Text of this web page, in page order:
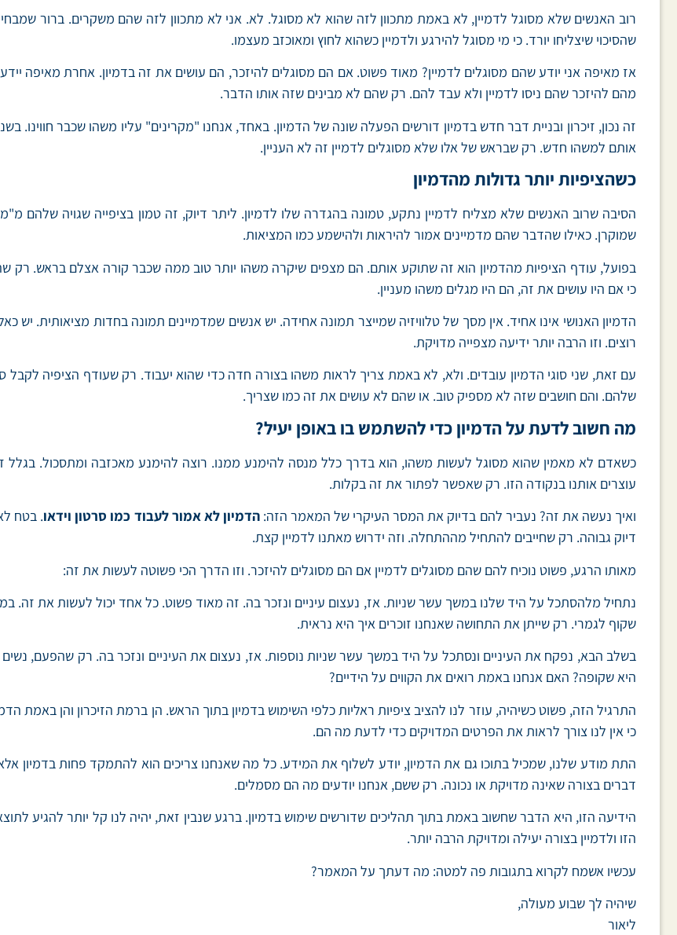
רוב האנשים שלא מסוגל לדמיין, לא באמת מתכוון לזה שהוא לא מסוגל. לא. אני לא מתכוון לזה שהם משקרים. ברור
שהסיכוי שיצליחו יורד. כי מי מסוגל להירגע ולדמיין כשהוא לחוץ ומאוכזב מעצמו.
אז מאיפה אני יודע שהם מסוגלים לדמיין? מאוד פשוט. אם הם מסוגלים להיזכר, הם עושים את זה בדמיון. אחרת מאיפה
מהם להיזכר שהם ניסו לדמיין ולא עבד להם. רק שהם לא מבינים שזה אותו הדבר.
זה נכון, זיכרון ובניית דבר חדש בדמיון דורשים הפעלה שונה של הדמיון. באחד, אנחנו "מקרינים" עליו משהו שכבר חווינו.
אותם למשהו חדש. רק שבראש של אלו שלא מסוגלים לדמיין זה לא העניין.
כשהציפיות יותר גדולות מהדמיון
הסיבה שרוב האנשים שלא מצליח לדמיין נתקע, טמונה בהגדרה שלו לדמיון. ליתר דיוק, זה טמון בציפייה שגויה שלהם
שמוקרן. כאילו שהדבר שהם מדמיינים אמור להיראות ולהישמע כמו המציאות.
בפועל, עודף הציפיות מהדמיון הוא זה שתוקע אותם. הם מצפים שיקרה משהו יותר טוב ממה שכבר קורה אצלם בראש. רק
כי אם היו עושים את זה, הם היו מגלים משהו מעניין.
הדמיון האנושי אינו אחיד. אין מסך של טלוויזיה שמייצר תמונה אחידה. יש אנשים שמדמיינים תמונה בחדות מציאותית.
רוצים. וזו הרבה יותר ידיעה מצפייה מדויקת.
שלהם. והם חושבים שזה לא מספיק טוב. או שהם לא עושים את זה כמו שצריך.
מה חשוב לדעת על הדמיון כדי להשתמש בו באופן יעיל?
כשאדם לא מאמין שהוא מסוגל לעשות משהו, הוא בדרך כלל מנסה להימנע ממנו. רוצה להימנע מאכזבה ומתסכול. בגלל זה,
עוצרים אותנו בנקודה הזו. רק שאפשר לפתור את זה בקלות.
ואיך נעשה את זה? נעביר להם בדיוק את המסר העיקרי של המאמר הזה:הדמיון לא אמור לעבוד כמו סרטון וידאו. בטח
דיוק גבוהה. רק שחייבים להתחיל מההתחלה. וזה ידרוש מאתנו לדמיין קצת.
מאותו הרגע, פשוט נוכיח להם שהם מסוגלים לדמיין אם הם מסוגלים להיזכר. וזו הדרך הכי פשוטה לעשות את זה:
נתחיל מלהסתכל על היד שלנו במשך עשר שניות. אז, נעצום עיניים ונזכר בה. זה מאוד פשוט. כל אחד יכול לעשות את זה.
שקוף לגמרי. רק שייתן את התחושה שאנחנו זוכרים איך היא נראית.
בשלב הבא, נפקח את העיניים ונסתכל על היד במשך עשר שניות נוספות. אז, נעצום את העיניים ונזכר בה. רק שהפעם,
היא שקופה? האם אנחנו באמת רואים את הקווים על הידיים?
התרגיל הזה, פשוט כשיהיה, עוזר לנו להציב ציפיות ראליות כלפי השימוש בדמיון בתוך הראש. הן ברמת הזיכרון והן באמת
כי אין לנו צורך לראות את הפרטים המדויקים כדי לדעת מה הם.
התת מודע שלנו, שמכיל בתוכו גם את הדמיון, יודע לשלוף את המידע. כל מה שאנחנו צריכים הוא להתמקד פחות בדמיון אלא
דברים בצורה שאינה מדויקת או נכונה. רק ששם, אנחנו יודעים מה הם מסמלים.
הידיעה הזו, היא הדבר שחשוב באמת בתוך תהליכים שדורשים שימוש בדמיון. ברגע שנבין זאת, יהיה לנו קל יותר להגיע
הזו ולדמיין בצורה יעילה ומדויקת הרבה יותר.
עכשיו אשמח לקרוא בתגובות פה למטה: מה דעתך על המאמר?
שיהיה לך שבוע מעולה,
ליאור